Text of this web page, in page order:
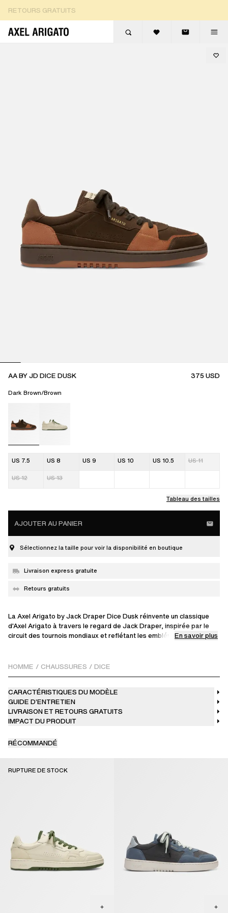
RETOURS GRATUITS
LIVRAISON EXPRESS GRATUITE
AA BY JD DICE DUSK 375USD
Dark Brown/Brown
US 7.5 US 8 US 9 US 10 US 10.5 US 11
US 12 US 13
Tableau des tailles
AJOUTER AU PANIER
Sélectionnez la taille pour voir la disponibilité en boutique
Livraison express gratuite
Retours gratuits
La Axel Arigato by Jack Draper Dice Dusk réinvente un classique
d'Axel Arigato à travers le regard de Jack Draper, inspirée par le
circuit des tournois mondiaux et reflétant les emblématiques courts
et l'inscription « dusk » sur le talon. La Dusk est conçue en
collaboration avec Draper, avec une semelle en caoutchouc
pour la ville.
En savoir plus
HOMME / CHAUSSURES / DICE
CARACTÉRISTIQUES DU MODÈLE
GUIDE D’ENTRETIEN
LIVRAISON ET RETOURS GRATUITS
IMPACT DU PRODUIT
RÉCOMMANDÉ
RUPTURE DE STOCK